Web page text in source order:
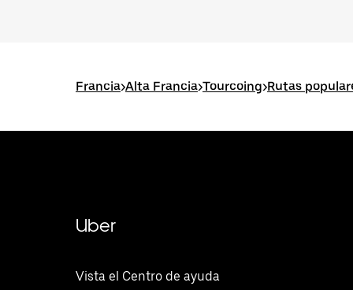
Francia>Alta Francia>Tourcoing>Rutas
Uber
Vista el Centro de ayuda